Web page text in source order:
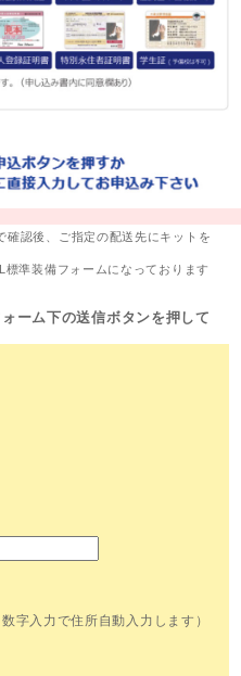
確認後、ご指定の配送先にキットを
準装備フォームになっております
ーム下の送信ボタンを押して
数字入力で住所自動入力します）